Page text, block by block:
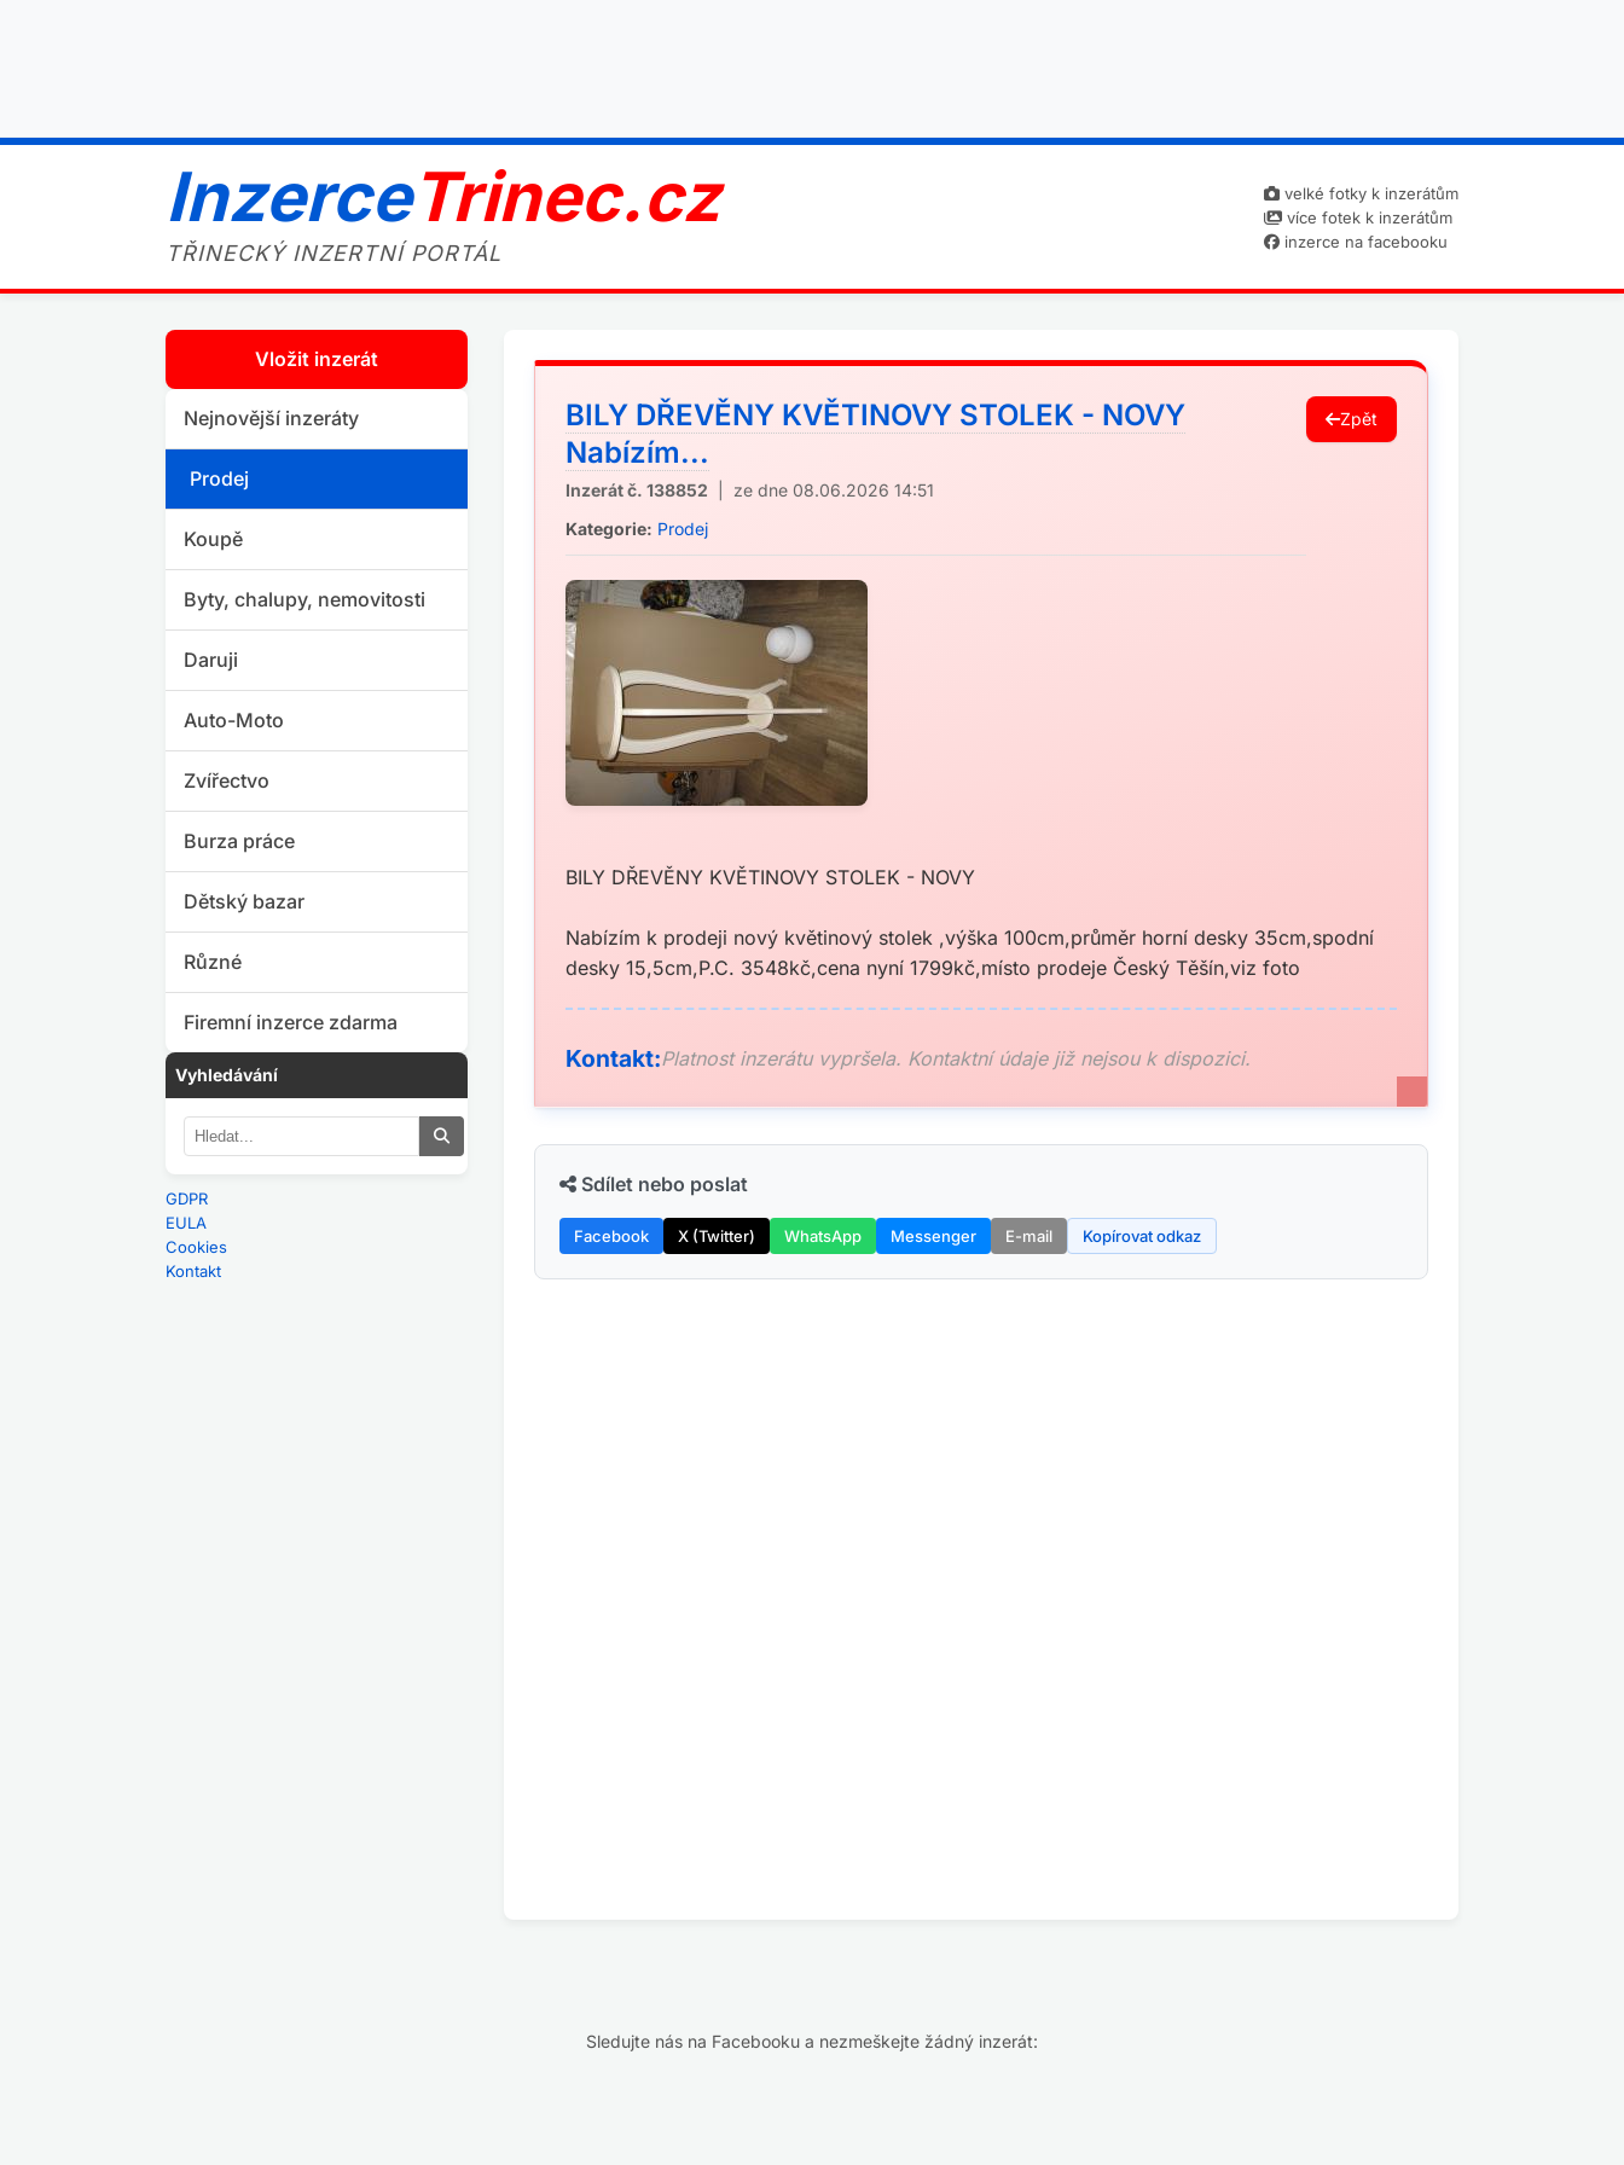
InzerceTrinec.cz
TŘINECKÝ INZERTNÍ PORTÁL
velké fotky k inzerátům
více fotek k inzerátům
inzerce na facebooku
Vložit inzerát
Nejnovější inzeráty
Prodej
Koupě
Byty, chalupy, nemovitosti
Daruji
Auto-Moto
Zvířectvo
Burza práce
Dětský bazar
Různé
Firemní inzerce zdarma
Vyhledávání
GDPR
EULA
Cookies
Kontakt
BILY DŘEVĚNY KVĚTINOVY STOLEK - NOVY
Nabízím...
Inzerát č. 138852 | ze dne 08.06.2026 14:51
Kategorie: Prodej
Zpět
BILY DŘEVĚNY KVĚTINOVY STOLEK - NOVY
Nabízím k prodeji nový květinový stolek ,výška 100cm,průměr horní desky 35cm,spodní
desky 15,5cm,P.C. 3548kč,cena nyní 1799kč,místo prodeje Český Těšín,viz foto
Kontakt:Platnost inzerátu vypršela. Kontaktní údaje již nejsou k dispozici.
Sdílet nebo poslat
Facebook X (Twitter) WhatsApp Messenger E-mail Kopírovat odkaz
Sledujte nás na Facebooku a nezmeškejte žádný inzerát: